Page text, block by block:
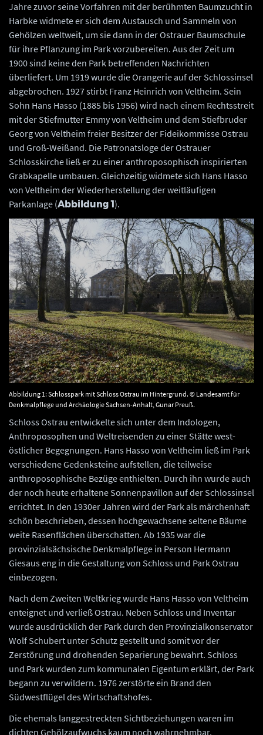
Jahre zuvor seine Vorfahren mit der berühmten Baumzucht in
Harbke widmete er sich dem Austausch und Sammeln von
Gehölzen weltweit, um sie dann in der Ostrauer Baumschule
für ihre Pflanzung im Park vorzubereiten. Aus der Zeit um
1900 sind keine den Park betreffenden Nachrichten
überliefert. Um 1919 wurde die Orangerie auf der Schlossinsel
abgebrochen. 1927 stirbt Franz Heinrich von Veltheim. Sein
Sohn Hans Hasso (1885 bis 1956) wird nach einem Rechtsstreit
mit der Stiefmutter Emmy von Veltheim und dem Stiefbruder
Georg von Veltheim freier Besitzer der Fideikommisse Ostrau
und Groß-Weißand. Die Patronatsloge der Ostrauer
Schlosskirche ließ er zu einer anthroposophisch inspirierten
Grabkapelle umbauen. Gleichzeitig widmete sich Hans Hasso
von Veltheim der Wiederherstellung der weitläufigen
Parkanlage (Abbildung 1 ).
Abbildung 1: Schlosspark mit Schloss Ostrau im Hintergrund. © Landesamt für
Denkmalpflege und Archäologie Sachsen-Anhalt, Gunar Preuß.
Schloss Ostrau entwickelte sich unter dem Indologen,
Anthroposophen und Weltreisenden zu einer Stätte west-
östlicher Begegnungen. Hans Hasso von Veltheim ließ im Park
verschiedene Gedenksteine aufstellen, die teilweise
anthroposophische Bezüge enthielten. Durch ihn wurde auch
der noch heute erhaltene Sonnenpavillon auf der Schlossinsel
errichtet. In den 1930er Jahren wird der Park als märchenhaft
schön beschrieben, dessen hochgewachsene seltene Bäume
weite Rasenflächen überschatten. Ab 1935 war die
provinzialsächsische Denkmalpflege in Person Hermann
Giesaus eng in die Gestaltung von Schloss und Park Ostrau
einbezogen.
Nach dem Zweiten Weltkrieg wurde Hans Hasso von Veltheim
enteignet und verließ Ostrau. Neben Schloss und Inventar
wurde ausdrücklich der Park durch den Provinzialkonservator
Wolf Schubert unter Schutz gestellt und somit vor der
Zerstörung und drohenden Separierung bewahrt. Schloss
und Park wurden zum kommunalen Eigentum erklärt, der Park
begann zu verwildern. 1976 zerstörte ein Brand den
Südwestflügel des Wirtschaftshofes.
Die ehemals langgestreckten Sichtbeziehungen waren im
dichten Gehölzaufwuchs kaum noch wahrnehmbar.